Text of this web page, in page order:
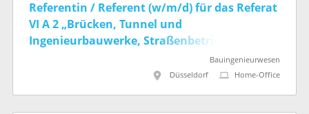
Referentin / Referent (w/m/d) für das Referat
VI A 2 „Brücken, Tunnel und
Ingenieurbauwerke, Straßenbetrieb, Statistik
und IT im Fachbereich“ (befristet)Bauingenieurwesen
Düsseldorf
Home-Office